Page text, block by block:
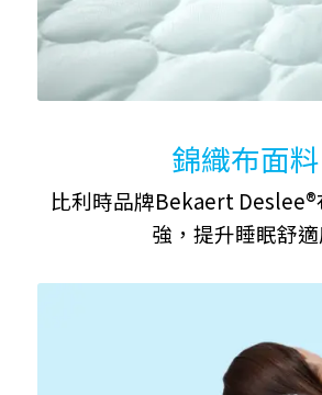
錦織布面料
比利時品牌Bekaert
強，提升睡眠舒